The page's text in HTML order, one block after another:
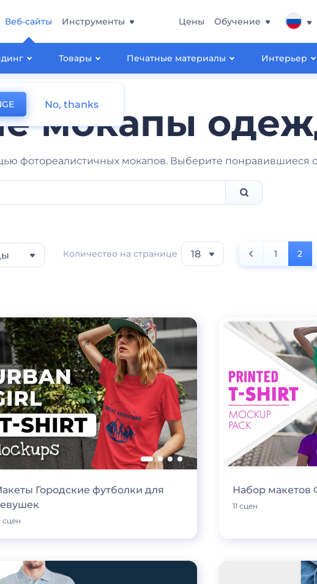
Веб-сайты
Товары Печатные материалы Интерьер
Инструменты Цены Обучение
мокапы
фотореалистичных мокапов. Выберите понравившиеся
Количество на странице 18 1 2
Городские футболки для
сцен
Набор макетов
11 сцен
No, thanks